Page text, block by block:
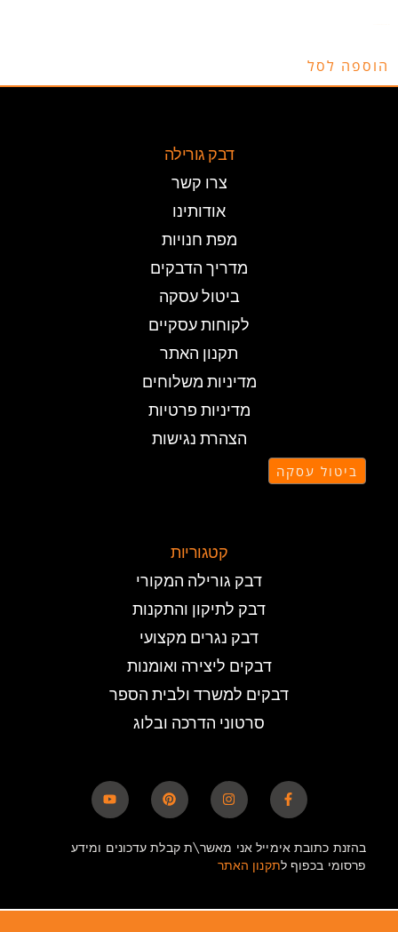
הוספה לסל
בהזנת כתובת אימייל אני מאשר\ת קבלת עדכונים ומידע
פרסומי בכפוף לתקנון האתר
קטגוריות
דבק גורילה המקורי
דבק לתיקון והתקנות
דבק נגרים מקצועי
דבקים ליצירה ואומנות
דבקים למשרד ולבית הספר
סרטוני הדרכה ובלוג
דבק גורילה
צרו קשר
אודותינו
מפת חנויות
מדריך הדבקים
ביטול עסקה
לקוחות עסקיים
תקנון האתר
מדיניות משלוחים
מדיניות פרטיות
הצהרת נגישות
ביטול עסקה